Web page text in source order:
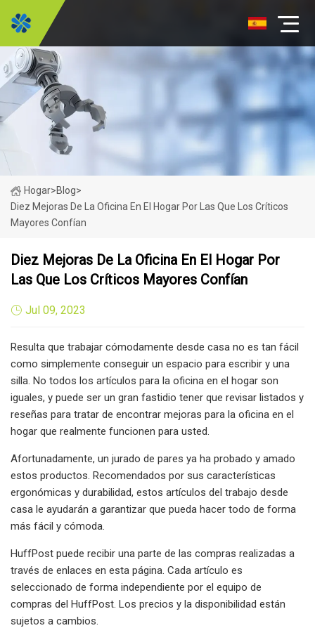
Hogar>Blog>
Diez Mejoras De La Oficina En El Hogar Por Las Que Los Críticos
Mayores Confían
Diez Mejoras De La Oficina En El Hogar Por
Las Que Los Críticos Mayores Confían
Jul 09, 2023
Resulta que trabajar cómodamente desde casa no es tan fácil
como simplemente conseguir un espacio para escribir y una
silla. No todos los artículos para la oficina en el hogar son
iguales, y puede ser un gran fastidio tener que revisar listados y
reseñas para tratar de encontrar mejoras para la oficina en el
hogar que realmente funcionen para usted.
Afortunadamente, un jurado de pares ya ha probado y amado
estos productos. Recomendados por sus características
ergonómicas y durabilidad, estos artículos del trabajo desde
casa le ayudarán a garantizar que pueda hacer todo de forma
más fácil y cómoda.
HuffPost puede recibir una parte de las compras realizadas a
través de enlaces en esta página. Cada artículo es
seleccionado de forma independiente por el equipo de
compras del HuffPost. Los precios y la disponibilidad están
sujetos a cambios.